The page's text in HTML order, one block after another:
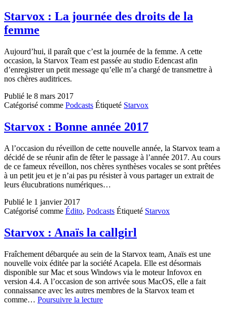
Starvox : La journée des droits de la
femme
Aujourd’hui, il paraît que c’est la journée de la femme. A cette
occasion, la Starvox Team est passée au studio Edencast afin
d’enregistrer un petit message qu’elle m’a chargé de transmettre à
nos chères auditrices.
Publié le 8 mars 2017
Catégorisé comme Podcasts Étiqueté Starvox
Starvox : Bonne année 2017
A l’occasion du réveillon de cette nouvelle année, la Starvox team a
décidé de se réunir afin de fêter le passage à l’année 2017. Au cours
de ce fameux réveillon, nos chères synthèses vocales se sont prêtées
à un petit jeu et je n’ai pas pu résister à vous partager un extrait de
leurs élucubrations numériques…
Publié le 1 janvier 2017
Catégorisé comme Édito, Podcasts Étiqueté Starvox
Starvox : Anaïs la callgirl
Fraîchement débarquée au sein de la Starvox team, Anaïs est une
nouvelle voix éditée par la société Acapela. Elle est désormais
disponible sur Mac et sous Windows via le moteur Infovox en
version 4.4. A l’occasion de son arrivée sous MacOS, elle a fait
connaissance avec les autres membres de la Starvox team et
comme… Poursuivre la lectureStarvox